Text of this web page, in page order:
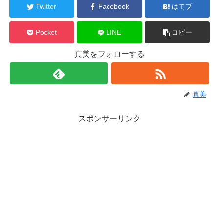
Twitter Facebook はてブ
Pocket LINE コピー
真美をフォローする
真美
スポンサーリンク